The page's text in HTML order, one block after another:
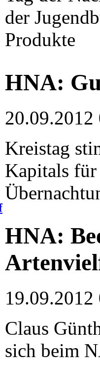
der
Produkte
HNA:
20.09.2012
Kreistag
Kapitals für
HNA:
19.09.2012
Claus
sich beim